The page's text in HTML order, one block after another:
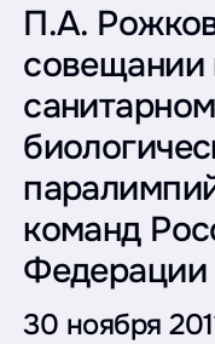
П.А.
команд
Федерации
30 ноября